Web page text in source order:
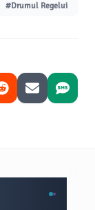
#Drumul Regelui